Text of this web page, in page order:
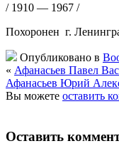
/ 1910 — 1967 /
Похоронен г.
Опубликовано в
« Афанасьев Павел
Афанасьев Юрий
Вы можете оставить
Оставить